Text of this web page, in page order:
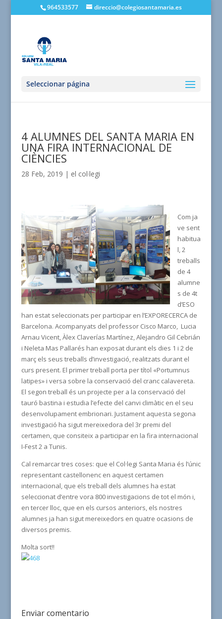
964533577 direccio@colegiosantamaria.es
Seleccionar página
4 ALUMNES DEL SANTA MARIA EN
UNA FIRA INTERNACIONAL DE
CIÈNCIES
28 Feb, 2019 | el col·legi
Com ja
ve sent
habitua
l, 2
treballs
de 4
alumne
s de 4t
d’ESO
han estat seleccionats per participar en l’EXPORECERCA de
Barcelona. Acompanyats del professor Cisco Marco, Lucia
Arnau Vicent, Àlex Claverías Martínez, Alejandro Gil Cebrián
i Neleta Mas Pallarés han exposat durant els dies 1 i 2 de
març els seus treballs d’investigació, realitzats durant el
curs present. El primer treball porta per títol «Portumnus
latipes» i versa sobre la conservació del cranc calavereta.
El segon treball és un projecte per a la conservació del
tauró bastina i estudia l’efecte del canvi climàtic en el seu
desenvolupament embrionari. Justament aquesta segona
investigació ha sigut mereixedora del 3r premi del
certamen, que consiteix a participar en la fira internacional
I-Fest 2 a Tunis.
Cal remarcar tres coses: que el Col·legi Santa Maria és l’únic
representant castellonenc en aquest certamen
internacional, que els treball dels alumnes ha estat
seleccionat d’entre vora 800 investigacions de tot el món i,
en tercer lloc, que en els cursos anteriors, els nostres
alumnes ja han sigut mereixedors en quatre ocasions de
diversos premis.
Molta sort!!
Enviar comentario